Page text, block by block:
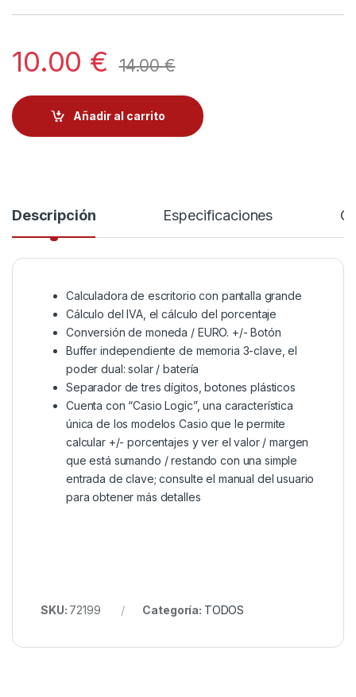
10.00 € 14.00€
Añadir al carrito
Descripción Especificaciones
Calculadora de escritorio con pantalla grande
Cálculo del IVA, el cálculo del porcentaje
Conversión de moneda / EURO. +/- Botón
Buffer independiente de memoria 3-clave, el
poder dual: solar / batería
Separador de tres dígitos, botones plásticos
Cuenta con “Casio Logic”, una característica
única de los modelos Casio que le permite
calcular +/- porcentajes y ver el valor / margen
que está sumando / restando con una simple
entrada de clave; consulte el manual del usuario
para obtener más detalles
SKU: 72199 Categoría: TODOS